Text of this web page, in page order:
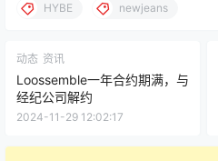
HYBE newjeans
动态 资讯
Loossemble一年合约期满，与
经纪公司解约
2024-11-29 12:02:17